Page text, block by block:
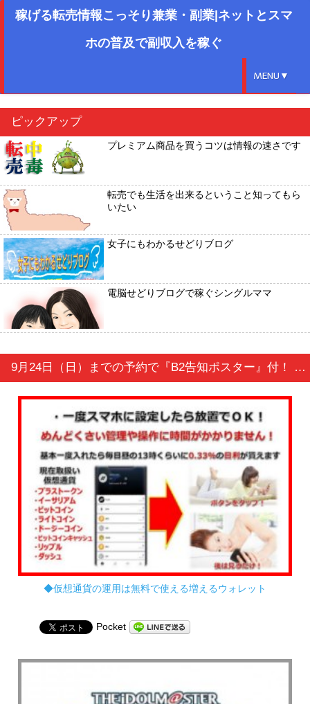
稼げる転売情報こっそり兼業・副業|ネットとスマ
ホの普及で副収入を稼ぐ
MENU▼
ピックアップ
プレミアム商品を買うコツは情報の速さです
転売でも生活を出来るということ知ってもら
いたい
女子にもわかるせどりブログ
電脳せどりブログで稼ぐシングルママ
9月24日（日）までの予約で『B2告知ポスター』付！ THE IDOLM@STER PRODUCER MEETING 2017 765PRO ALLSTARS -Fun to the new vision!!- Event Blu-ray PERFECT BOX
◆仮想通貨の運用は無料で使える増えるウォレット
Pocket